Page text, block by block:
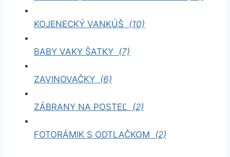
KOJENECKÝ VANKÚŠ (10)
BABY VAKY ŠATKY (7)
ZAVINOVAČKY (6)
ZÁBRANY NA POSTEĽ (2)
FOTORÁMIK S ODTLAČKOM (2)